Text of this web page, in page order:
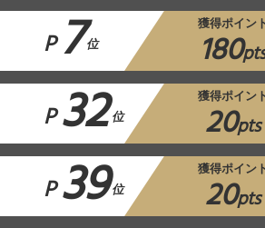
P 7 位
獲得ポイン
180
P 32 位
獲得ポイン
20pts
P 39位
獲得ポイン
20pts